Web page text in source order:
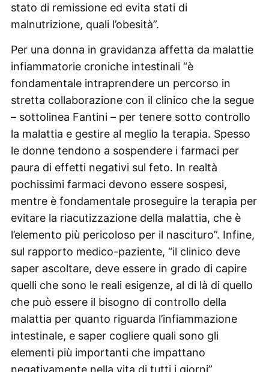
stato di remissione ed evita stati di
malnutrizione, quali l’obesità”.
Per una donna in gravidanza affetta da malattie
infiammatorie croniche intestinali “è
fondamentale intraprendere un percorso in
stretta collaborazione con il clinico che la segue
– sottolinea Fantini – per tenere sotto controllo
la malattia e gestire al meglio la terapia. Spesso
le donne tendono a sospendere i farmaci per
paura di effetti negativi sul feto. In realtà
pochissimi farmaci devono essere sospesi,
mentre è fondamentale proseguire la terapia per
evitare la riacutizzazione della malattia, che è
l’elemento più pericoloso per il nascituro”. Infine,
sul rapporto medico-paziente, “il clinico deve
saper ascoltare, deve essere in grado di capire
quelli che sono le reali esigenze, al di là di quello
che può essere il bisogno di controllo della
malattia per quanto riguarda l’infiammazione
intestinale, e saper cogliere quali sono gli
elementi più importanti che impattano
negativamente nella vita di tutti i giorni”